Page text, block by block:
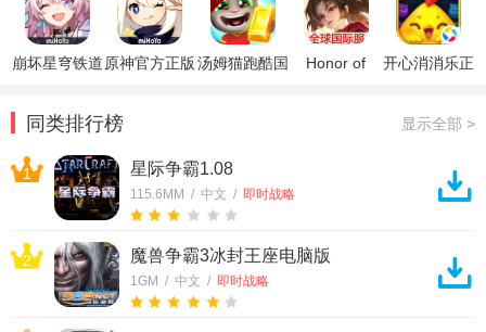
安卓版)
崩坏星穹铁道 原神官方正版汤姆猫跑酷国
Honor of
开心消消乐正
同类排行榜 显示全部 >
1 星际争霸1.08
115.6MM / 中文 / 即时战略
2 魔兽争霸3冰封王座电脑版
1GM / 中文 / 即时战略